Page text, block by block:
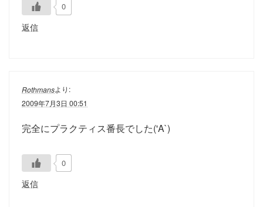
0
返信
Rothmansより:
2009年7月3日 00:51
完全にプラクティス番長でした('A`)
0
返信